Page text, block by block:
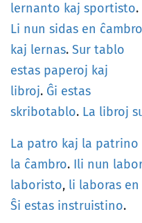
lernanto kaj sportisto.
Li nun sidas en ĉambro
kaj lernas. Sur tablo
estas paperoj kaj
libroj. Ĝi estas
skribotablo. La libroj
La patro kaj la patrino
la ĉambro. Ili nun
laboristo, li laboras en
Ŝi estas instruistino.